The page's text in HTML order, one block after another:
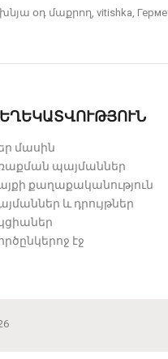
օդ մաքրող,vitishka,
մասին
պայմաններ
քաղաքականություն
և դրույթներ
էջ